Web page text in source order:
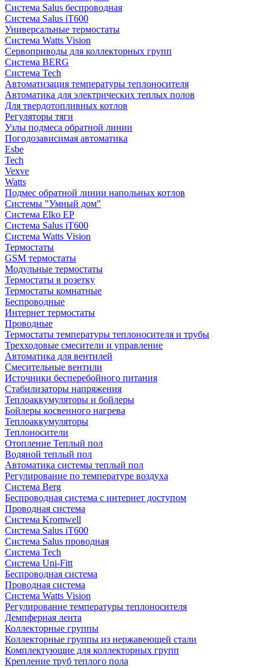
Система Salus беспроводная
Система Salus iT600
Универсальные термостаты
Система Watts Vision
Сервоприводы для коллекторных групп
Система BERG
Система Tech
Автоматизация температуры теплоносителя
Автоматика для электрических теплых полов
Для твердотопливных котлов
Регуляторы тяги
Узлы подмеса обратной линии
Погодозависимая автоматика
Esbe
Tech
Vexve
Watts
Подмес обратной линии напольных котлов
Системы "Умный дом"
Система Elko EP
Система Salus iT600
Система Watts Vision
Термостаты
GSM термостаты
Модульные термостаты
Термостаты в розетку
Термостаты комнатные
Беспроводные
Интернет термостаты
Проводные
Термостаты температуры теплоносителя и трубы
Трехходовые смесители и управление
Автоматика для вентилей
Смесительные вентили
Источники бесперебойного питания
Стабилизаторы напряжения
Теплоаккумуляторы и бойлеры
Бойлеры косвенного нагрева
Теплоаккумуляторы
Теплоносители
Отопление Теплый пол
Водяной теплый пол
Автоматика системы теплый пол
Регулирование по температуре воздуха
Система Berg
Беспроводная система с интернет доступом
Проводная система
Система Kromwell
Система Salus iT600
Система Salus проводная
Система Tech
Система Uni-Fitt
Беспроводная система
Проводная система
Система Watts Vision
Регулирование температуры теплоносителя
Демпферная лента
Коллекторные группы
Коллекторные группы из нержавеющей стали
Комплектующие для коллекторных групп
Крепление труб теплого пола